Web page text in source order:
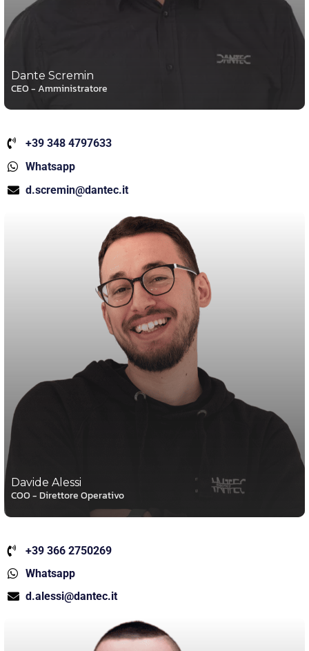
Dante Scremin
CEO - Amministratore
+39 348 4797633
Whatsapp
d.scremin@dantec.it
Davide Alessi
COO - Direttore Operativo
+39 366 2750269
Whatsapp
d.alessi@dantec.it